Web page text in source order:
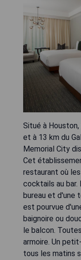
Situé à
et à 13 km du
Memorial City
Cet
restaurant où
cocktails au bar.
bureau et d'une
est pourvue
baignoire ou
le balcon.
armoire. Un
tous les matins